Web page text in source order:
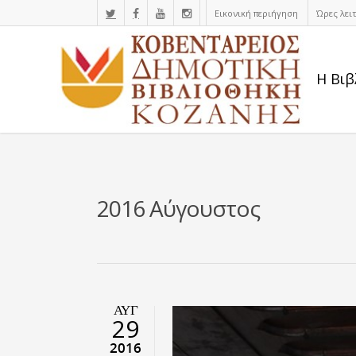
Εικονική περιήγηση Ώρες
Η
2016 Αύγουστος
ΑΥΓ
29
2016